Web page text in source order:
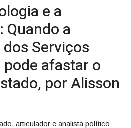
e a
Quando a
Serviços
afastar o
por Alisson
articulador e analista político